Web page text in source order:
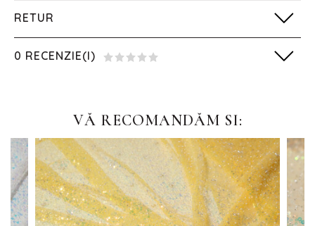
RETUR
0 RECENZIE(I)
VĂ RECOMANDĂM SI: